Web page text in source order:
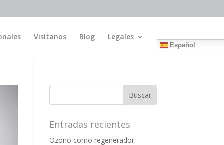
Visítanos Blog Legales
Español
Entradas recientes
Ozono como regenerador